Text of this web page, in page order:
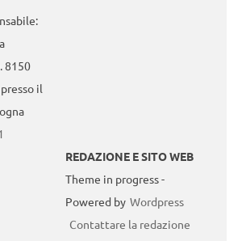
8150
il
REDAZIONE E SITO WEB
Theme in progress -
Powered by Wordpress
Contattare la redazione